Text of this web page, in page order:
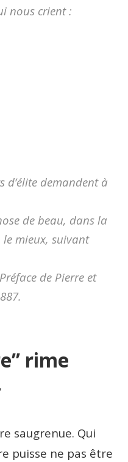
nous crient :
d’élite demandent à
de beau, dans la
mieux, suivant
de Pierre et
rime
saugrenue. Qui
puisse ne pas être